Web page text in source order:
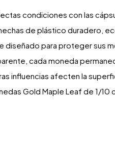
condiciones con las
de plástico duradero,
diseñado para proteger sus
cada moneda
influencias afecten la
Gold Maple Leaf de 1/10